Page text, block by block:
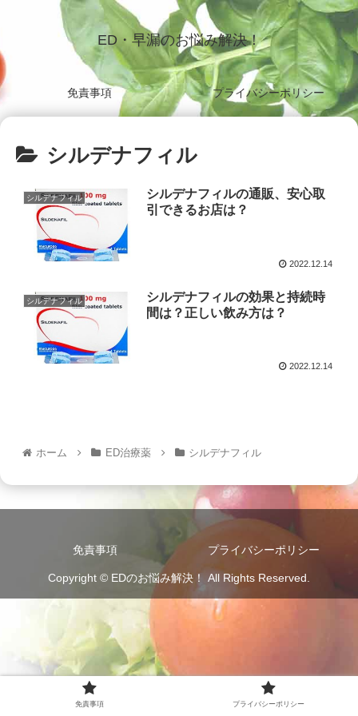
ED・早漏のお悩み解決！
免責事項 プライバシーポリシー
シルデナフィル
シルデナフィル
シルデナフィルの通販、安心取
引できるお店は？
2022.12.14
シルデナフィル
シルデナフィルの効果と持続時
間は？正しい飲み方は？
2022.12.14
ホーム ED治療薬 シルデナフィル
免責事項 プライバシーポリシー
Copyright © EDのお悩み解決！ All Rights Reserved.
免責事項 プライバシーポリシー